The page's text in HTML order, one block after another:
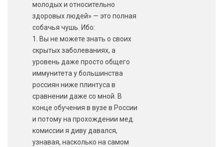
молодых и относительно
здоровых людей» — это полная
собачья чушь. Ибо:
1. Вы не можете знать о своих
скрытых заболеваниях, а
уровень даже просто общего
иммунитета у большинства
россиян ниже плинтуса в
сравнении даже со мной. В
конце обучения в вузе в России
и потому на прохождении мед.
комиссии я диву давался,
узнавая, насколько на самом